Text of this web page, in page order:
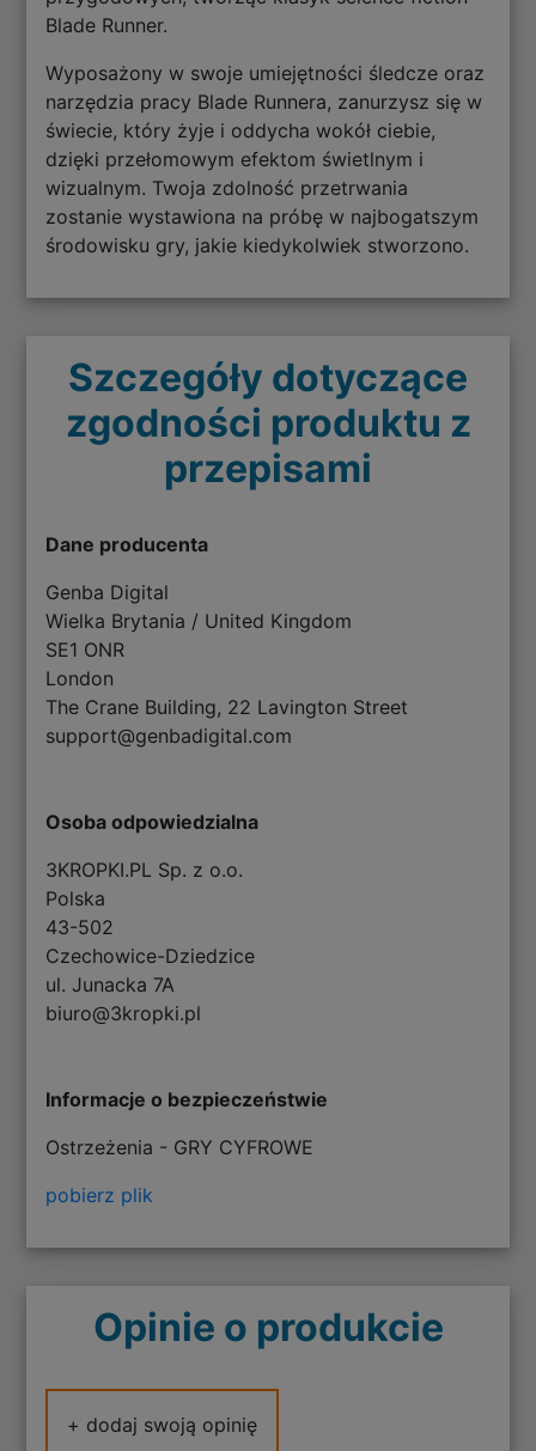
Blade Runner.
Wyposażony w swoje umiejętności śledcze oraz
narzędzia pracy Blade Runnera, zanurzysz się w
świecie, który żyje i oddycha wokół ciebie,
dzięki przełomowym efektom świetlnym i
wizualnym. Twoja zdolność przetrwania
zostanie wystawiona na próbę w najbogatszym
środowisku gry, jakie kiedykolwiek stworzono.
Szczegóły dotyczące
zgodności produktu z
przepisami
Dane producenta
Genba Digital
Wielka Brytania / United Kingdom
SE1 ONR
London
The Crane Building, 22 Lavington Street
support@genbadigital.com
Osoba odpowiedzialna
3KROPKI.PL Sp. z o.o.
Polska
43-502
Czechowice-Dziedzice
ul. Junacka 7A
biuro@3kropki.pl
Informacje o bezpieczeństwie
Ostrzeżenia - GRY CYFROWE
pobierz plik
Opinie o produkcie
+ dodaj swoją opinię